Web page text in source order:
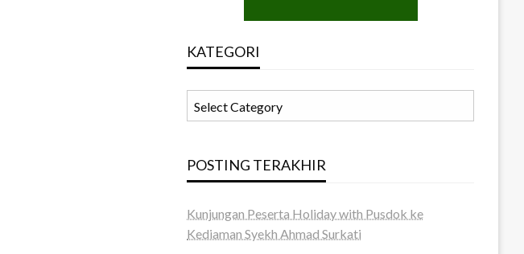
KATEGORI
POSTING TERAKHIR
Kunjungan Peserta Holiday with Pusdok ke
Kediaman Syekh Ahmad Surkati